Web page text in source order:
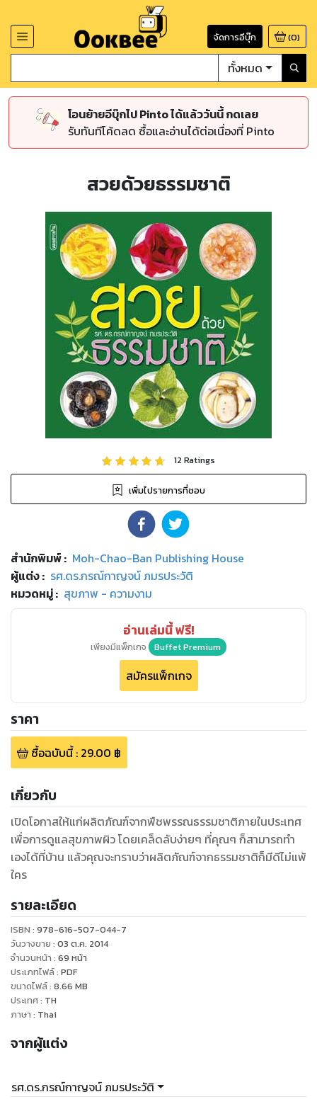
จัดการอีบุ๊ก (0)
ทั้งหมด
โอนย้ายอีบุ๊กไป Pinto ได้แล้ววันนี้ กดเลย
รับทันทีโค้ดลด ซื้อและอ่านได้ต่อเนื่องที่ Pinto
สวยด้วยธรรมชาติ
12Ratings
เพิ่มไปรายการที่ชอบ
สำนักพิมพ์: Moh-Chao-Ban Publishing House
ผู้แต่ง : รศ.ดร.กรณ์กาญจน์ ภมรประวัติ
หมวดหมู่: สุขภาพ - ความงาม
อ่านเล่มนี้ ฟรี!
เพียงมีแพ็กเกจ Buffet Premium
สมัครแพ็กเกจ
ราคา
ซื้อฉบับนี้: 29.00 ฿
เกี่ยวกับ
เปิดโอกาสให้แก่ผลิตภัณฑ์จากพืชพรรณธรรมชาติภายในประเทศ
เพื่อการดูแลสุขภาพผิว โดยเคล็ดลับง่ายๆ ที่คุณๆ ก็สามารถทำ
เองได้ที่บ้าน แล้วคุณจะทราบว่าผลิตภัณฑ์จากธรรมชาติก็มีดีไม่แพ้
ใคร
รายละเอียด
ISBN : 978-616-507-044-7
วันวางขาย : 03 ต.ค. 2014
จำนวนหน้า : 69 หน้า
ประเภทไฟล์: PDF
ขนาดไฟล์: 8.66 MB
ประเทศ: TH
ภาษา : Thai
จากผู้แต่ง
รศ.ดร.กรณ์กาญจน์ ภมรประวัติ